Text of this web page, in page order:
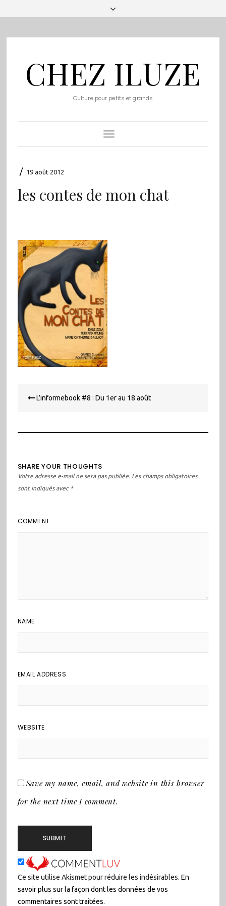
CHEZ ILUZE
Culture pour petits et grands
Toggle
Navigation
/ 19 août 2012
les contes de mon chat
de L’informebook #8 : Du 1er au 18 août
SHARE YOUR THOUGHTS
Votre adresse e-mail ne sera pas publiée. Les champs obligatoires
sont indiqués avec *
COMMENT
NAME
EMAIL ADDRESS
WEBSITE
Save my name, email, and website in this browser
for the next time I comment.
Ce site utilise Akismet pour réduire les indésirables. En
savoir plus sur la façon dont les données de vos
commentaires sont traitées.